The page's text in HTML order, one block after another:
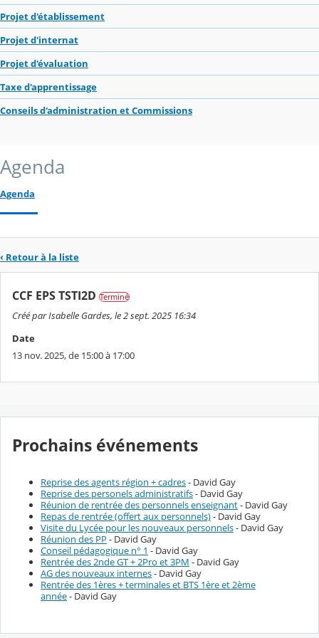
Projet d'établissement
Projet d'internat
Projet d'évaluation
Taxe d'apprentissage
Conseils d'administration et Commissions
Agenda
Agenda
‹ Retour à la liste
CCF EPS TSTI2D Terminé
Créé par Isabelle Gardes, le 2 sept. 2025 16:34
Date
13 nov. 2025, de 15:00 à 17:00
Prochains événements
Reprise des agents région + cadres- David Gay
Reprise des personels administratifs- David Gay
Réunion de rentrée des personnels enseignant- David Gay
Repas de rentrée (offert aux personnels)- David Gay
Visite du Lycée pour les nouveaux personnels- David Gay
Réunion des PP - David Gay
Conseil pédagogique n° 1 - David Gay
Rentrée des 2nde GT + 2Pro et 3PM - David Gay
AG des nouveaux internes- David Gay
Rentrée des 1ères + terminales et BTS 1ère et 2ème
année- David Gay